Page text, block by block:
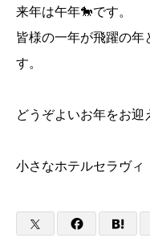
来年は午年🐎です。
皆様の一年が飛躍の年
す。
どうぞよいお年をお迎
小さなホテルセラヴィ